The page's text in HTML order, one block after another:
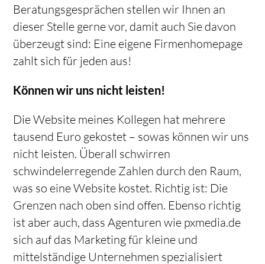
Beratungsgesprächen stellen wir Ihnen an
dieser Stelle gerne vor, damit auch Sie davon
überzeugt sind: Eine eigene Firmenhomepage
zahlt sich für jeden aus!
Können wir uns nicht leisten!
Die Website meines Kollegen hat mehrere
tausend Euro gekostet – sowas können wir uns
nicht leisten. Überall schwirren
schwindelerregende Zahlen durch den Raum,
was so eine Website kostet. Richtig ist: Die
Grenzen nach oben sind offen. Ebenso richtig
ist aber auch, dass Agenturen wie pxmedia.de
sich auf das Marketing für kleine und
mittelständige Unternehmen spezialisiert